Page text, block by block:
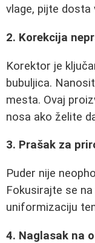
vlage, pijte dosta
2. Korekcija
Korektor je
bubuljica.
mesta. Ovaj
nosa ako želite
3. Prašak za
Puder nije
Fokusirajte se
uniformizaciju
4. Naglasak na